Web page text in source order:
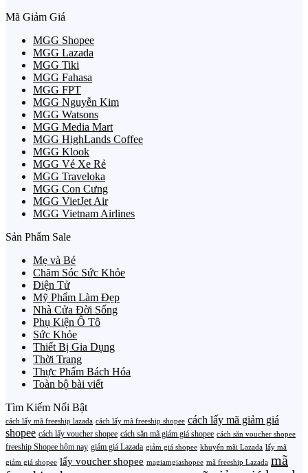
Mã Giảm Giá
MGG Shopee
MGG Lazada
MGG Tiki
MGG Fahasa
MGG FPT
MGG Nguyễn Kim
MGG Watsons
MGG Media Mart
MGG HighLands Coffee
MGG Klook
MGG Vé Xe Rẻ
MGG Traveloka
MGG Con Cưng
MGG VietJet Air
MGG Vietnam Airlines
Sản Phẩm Sale
Mẹ và Bé
Chăm Sóc Sức Khỏe
Điện Tử
Mỹ Phẩm Làm Đẹp
Nhà Cửa Đời Sống
Phụ Kiện Ô Tô
Sức Khỏe
Thiết Bị Gia Dụng
Thời Trang
Thực Phẩm Bách Hóa
Toàn bộ bài viết
Tìm Kiếm Nổi Bật
cách lấy mã freeship lazada cách lấy mã freeship shopee cách lấy mã giảm giá
shopee cách lấy voucher shopee cách săn mã giảm giá shopee cách săn voucher shopee
freeship Shopee hôm nay giảm giá Lazada giảm giá shopee khuyến mãi Lazada lấy mã
giảm giá shopee lấy voucher shopee magiamgiashopee mã freeship Lazada mã